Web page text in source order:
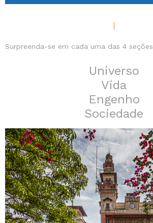
Surpreenda-se em cada uma das 4 seções
Universo
Vida
Engenho
Sociedade